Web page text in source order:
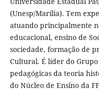
(Unesp/Marília). Tem
atuando principalmente
educacional, ensino de
sociedade, formação de
Cultural. É líder do Grupo
pedagógicas da teoria
do Núcleo de Ensino da